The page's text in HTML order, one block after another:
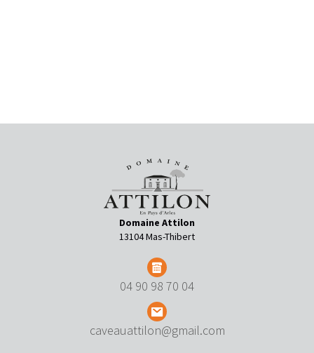
Domaine Attilon
13104 Mas-Thibert
04 90 98 70 04
caveauattilon@gmail.com